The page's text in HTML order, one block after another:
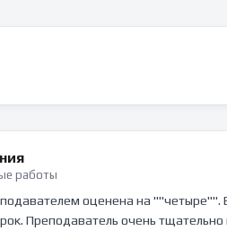
работы
оценена на ""четыре"".
Преподаватель очень тщательно